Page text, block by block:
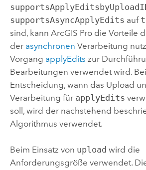
supportsAsyncApplyEdits auf
sind, kann ArcGIS Prodie Vorteile
der asynchronen Verarbeitung
Vorgang applyEdits zur
Bearbeitungen verwendet wird.
Entscheidung, wann das Upload
Verarbeitung für applyEdits
soll, wird der nachstehend
Algorithmus verwendet.
Beim Einsatz von upload wird die
Anforderungsgröße verwendet.